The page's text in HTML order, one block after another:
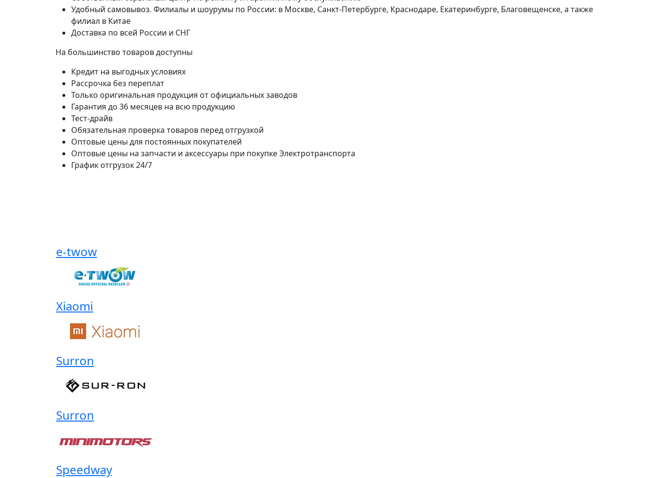
Удобный самовывоз. Филиалы и шоурумы по России: в Москве, Санкт-Петербурге, Краснодаре, Екатеринбурге, Благовещенске, а также
филиал в Китае
Доставка по всей России и СНГ
На большинство товаров доступны
Кредит на выгодных условиях
Рассрочка без переплат
Только оригинальная продукция от официальных заводов
Гарантия до 36 месяцев на всю продукцию
Тест-драйв
Обязательная проверка товаров перед отгрузкой
Оптовые цены для постоянных покупателей
Оптовые цены на запчасти и аксессуары при покупке Электротранспорта
График отгрузок 24/7
e-twow
Xiaomi
Surron
Surron
Speedway